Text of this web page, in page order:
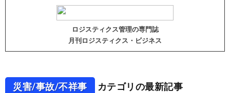
ロジスティクス管理の専門誌
月刊ロジスティクス・ビジネス
災害/事故/不祥事 カテゴリの最新記事